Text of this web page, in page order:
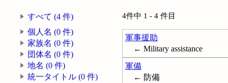
すべて (4 件)
個人名 (0 件)
家族名 (0 件)
団体名 (0 件)
地名 (0 件)
統一タイトル (0 件)
4件中 1 - 4 件目
軍事援助
← Military assistance
軍備
← 防備